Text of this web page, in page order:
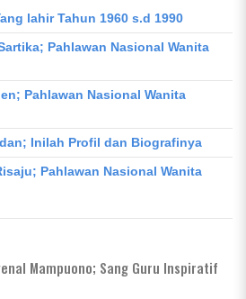
lahir Tahun 1960 s.d 1990
Pahlawan Nasional Wanita
Pahlawan Nasional Wanita
Inilah Profil dan Biografinya
Pahlawan Nasional Wanita
Mampuono; Sang Guru Inspiratif